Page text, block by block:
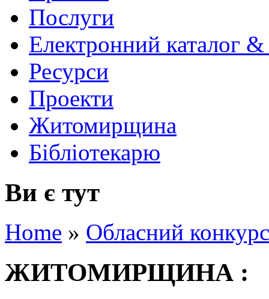
Послуги
Електронний каталог
Ресурси
Проекти
Житомирщина
Бібліотекарю
Ви є тут
Home » Обласний
ЖИТОМИРЩИНА :